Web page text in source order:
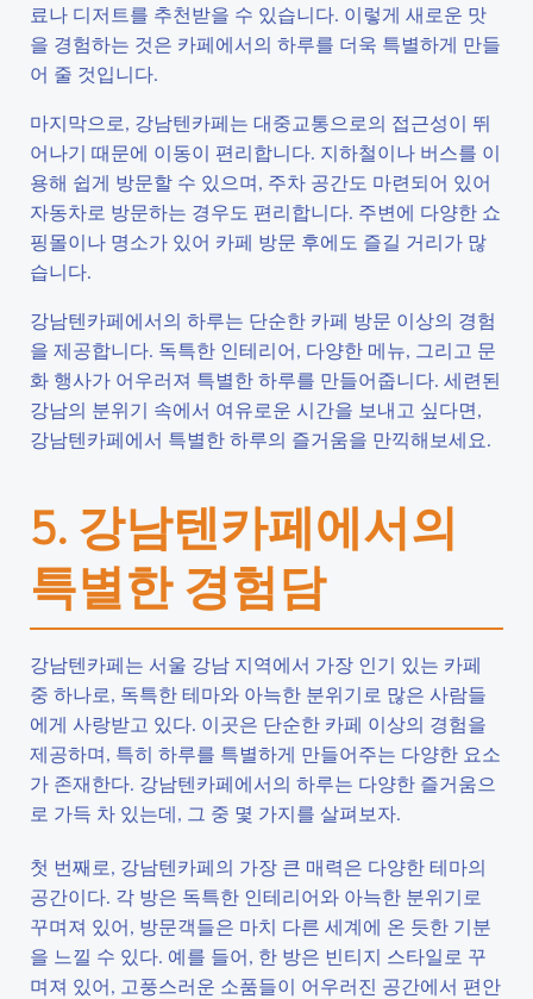
료나 디저트를 추천받을 수 있습니다. 이렇게 새로운 맛
을 경험하는 것은 카페에서의 하루를 더욱 특별하게 만들
어 줄 것입니다.
마지막으로, 강남텐카페는 대중교통으로의 접근성이 뛰
어나기 때문에 이동이 편리합니다. 지하철이나 버스를 이
용해 쉽게 방문할 수 있으며, 주차 공간도 마련되어 있어
자동차로 방문하는 경우도 편리합니다. 주변에 다양한 쇼
핑몰이나 명소가 있어 카페 방문 후에도 즐길 거리가 많
습니다.
강남텐카페에서의 하루는 단순한 카페 방문 이상의 경험
을 제공합니다. 독특한 인테리어, 다양한 메뉴, 그리고 문
화 행사가 어우러져 특별한 하루를 만들어줍니다. 세련된
강남의 분위기 속에서 여유로운 시간을 보내고 싶다면,
강남텐카페에서 특별한 하루의 즐거움을 만끽해보세요.
5. 강남텐카페에서의
특별한 경험담
강남텐카페는 서울 강남 지역에서 가장 인기 있는 카페
중 하나로, 독특한 테마와 아늑한 분위기로 많은 사람들
에게 사랑받고 있다. 이곳은 단순한 카페 이상의 경험을
제공하며, 특히 하루를 특별하게 만들어주는 다양한 요소
가 존재한다. 강남텐카페에서의 하루는 다양한 즐거움으
로 가득 차 있는데, 그 중 몇 가지를 살펴보자.
첫 번째로, 강남텐카페의 가장 큰 매력은 다양한 테마의
공간이다. 각 방은 독특한 인테리어와 아늑한 분위기로
꾸며져 있어, 방문객들은 마치 다른 세계에 온 듯한 기분
을 느낄 수 있다. 예를 들어, 한 방은 빈티지 스타일로 꾸
며져 있어, 고풍스러운 소품들이 어우러진 공간에서 편안